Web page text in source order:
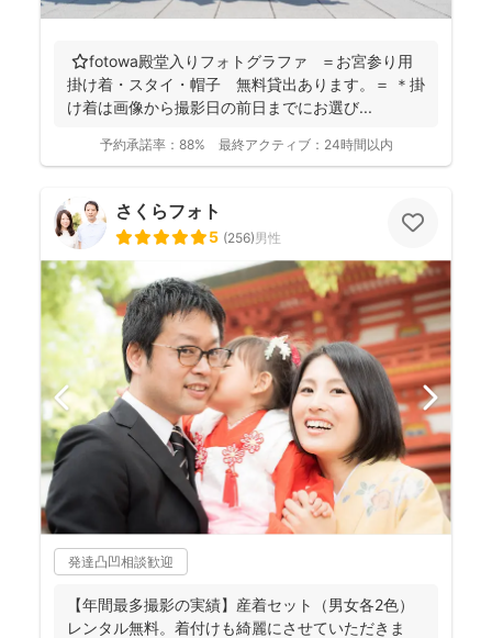
⭐️fotowa殿堂入りフォトグラファ ＝お宮参り用
掛け着・スタイ・帽子 無料貸出あります。＝ ＊掛
け着は画像から撮影日の前日までにお選び...
予約承諾率： 88% 最終アクティブ： 24時間以内
さくらフォト
5 (256)男性
発達凸凹相談歓迎
【年間最多撮影の実績】産着セット（男女各2色）
レンタル無料。着付けも綺麗にさせていただきま